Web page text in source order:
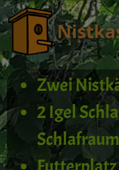
Zwei
2 Igel